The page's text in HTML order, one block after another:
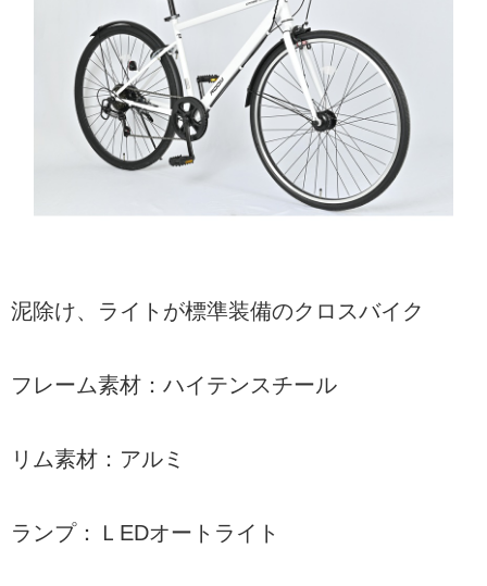
泥除け、ライトが標準装備のクロスバイク
フレーム素材：ハイテンスチール
リム素材：アルミ
ランプ：ＬEDオートライト